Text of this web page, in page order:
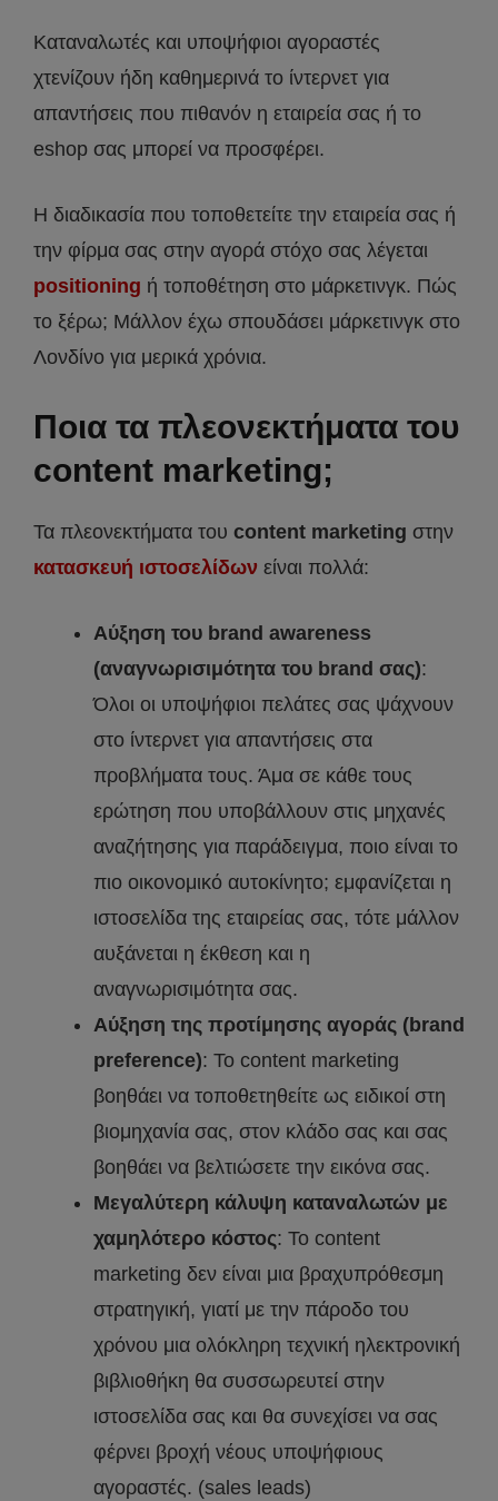
Καταναλωτές και υποψήφιοι αγοραστές
χτενίζουν ήδη καθημερινά το ίντερνετ για
απαντήσεις που πιθανόν η εταιρεία σας ή το
eshop σας μπορεί να προσφέρει.
Η διαδικασία που τοποθετείτε την εταιρεία σας ή
την φίρμα σας στην αγορά στόχο σας λέγεται
positioning ή τοποθέτηση στο μάρκετινγκ. Πώς
το ξέρω; Μάλλον έχω σπουδάσει μάρκετινγκ στο
Λονδίνο για μερικά χρόνια.
Ποια τα πλεονεκτήματα του
content marketing;
Τα πλεονεκτήματα του content marketing στην
κατασκευή ιστοσελίδων είναι πολλά:
Αύξηση του brand awareness
(αναγνωρισιμότητα του brand σας):
Όλοι οι υποψήφιοι πελάτες σας ψάχνουν
στο ίντερνετ για απαντήσεις στα
προβλήματα τους. Άμα σε κάθε τους
ερώτηση που υποβάλλουν στις μηχανές
αναζήτησης για παράδειγμα, ποιο είναι το
πιο οικονομικό αυτοκίνητο; εμφανίζεται η
ιστοσελίδα της εταιρείας σας, τότε μάλλον
αυξάνεται η έκθεση και η
αναγνωρισιμότητα σας.
Αύξηση της προτίμησης αγοράς (brand
preference): To content marketing
βοηθάει να τοποθετηθείτε ως ειδικοί στη
βιομηχανία σας, στον κλάδο σας και σας
βοηθάει να βελτιώσετε την εικόνα σας.
Μεγαλύτερη κάλυψη καταναλωτών με
χαμηλότερο κόστος: Το content
marketing δεν είναι μια βραχυπρόθεσμη
στρατηγική, γιατί με την πάροδο του
χρόνου μια ολόκληρη τεχνική ηλεκτρονική
βιβλιοθήκη θα συσσωρευτεί στην
ιστοσελίδα σας και θα συνεχίσει να σας
φέρνει βροχή νέους υποψήφιους
αγοραστές. (sales leads)